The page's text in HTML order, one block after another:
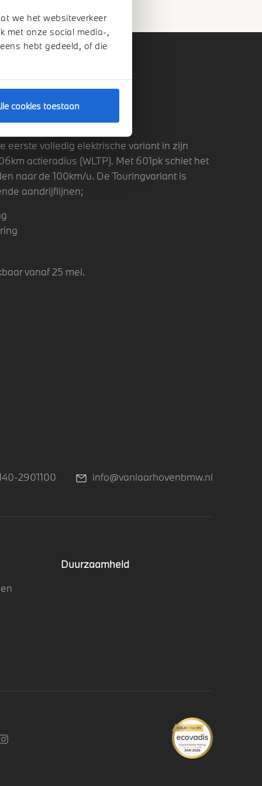
we het websiteverkeer
met onze social media-,
hebt gedeeld, of die
cookies toestaan
eerste volledig elektrische variant in zijn
actieradius (WLTP). Met 601pk schiet het
naar de 100km/u. De Touringvariant is
aandrijflijnen;
vanaf 25 mei.
2901100 info@vanlaarhovenbmw.nl
Duurzaamheid